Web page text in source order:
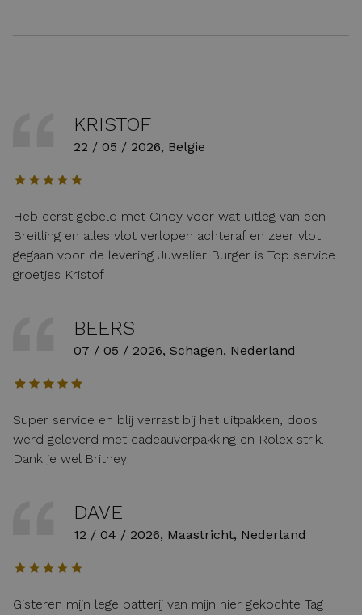
KRISTOF
22 / 05 / 2026, Belgie
Heb eerst gebeld met Cindy voor wat uitleg van een
Breitling en alles vlot verlopen achteraf en zeer vlot
gegaan voor de levering Juwelier Burger is Top service
groetjes Kristof
BEERS
07 / 05 / 2026, Schagen, Nederland
Super service en blij verrast bij het uitpakken, doos
werd geleverd met cadeauverpakking en Rolex strik.
Dank je wel Britney!
DAVE
12 / 04 / 2026, Maastricht, Nederland
Gisteren mijn lege batterij van mijn hier gekochte Tag